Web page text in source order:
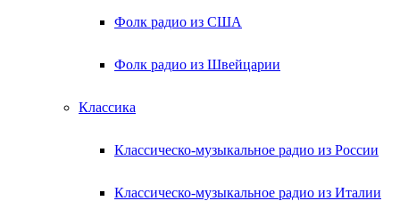
Фолк радио из США
Фолк радио из Швейцарии
Классика
Классическо-музыкальное радио из России
Классическо-музыкальное радио из Италии